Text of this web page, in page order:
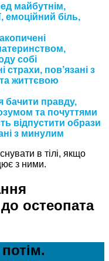
майбутнім,
емоційний біль,
собі
страхи, пов’язані з
життєвою
бачити правду,
та почуттями
відпустити образи
з минулим
в тілі, якщо
з ними.
остеопата